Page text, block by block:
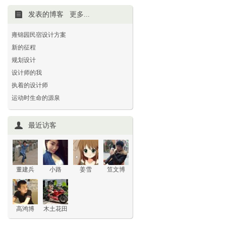
发表的博客 更多...
雍锦园民宿设计方案
新的征程
规划设计
设计师的我
执着的设计师
运动时生命的源泉
最近访客
董建兵 小路 姜雪 笪文博
高鸿博 木土花田